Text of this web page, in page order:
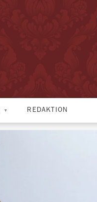
REDAKTION